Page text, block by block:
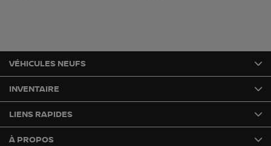
VÉHICULES NEUFS
INVENTAIRE
LIENS RAPIDES
À PROPOS